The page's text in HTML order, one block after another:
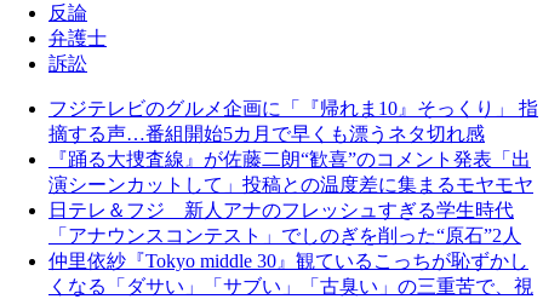
反論
弁護士
訴訟
フジテレビのグルメ企画に「『帰れま10』そっくり」 指
摘する声…番組開始5カ月で早くも漂うネタ切れ感
『踊る大捜査線』が佐藤二朗“歓喜”のコメント発表「出
演シーンカットして」投稿との温度差に集まるモヤモヤ
日テレ＆フジ 新人アナのフレッシュすぎる学生時代
「アナウンスコンテスト」でしのぎを削った“原石”2人
仲里依紗『Tokyo middle 30』観ているこっちが恥ずかし
くなる「ダサい」「サブい」「古臭い」の三重苦で、視